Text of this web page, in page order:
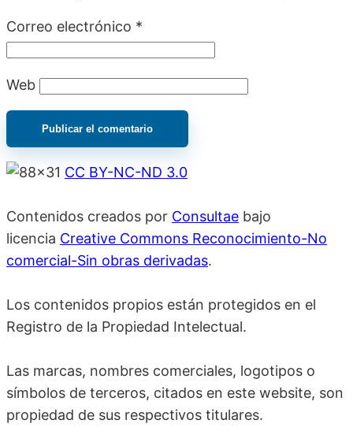
Correo electrónico *
Web
CC BY-NC-ND 3.0
Contenidos creados por Consultae bajo
licencia Creative Commons Reconocimiento-No
comercial-Sin obras derivadas.
Los contenidos propios están protegidos en el
Registro de la Propiedad Intelectual.
Las marcas, nombres comerciales, logotipos o
símbolos de terceros, citados en este website, son
propiedad de sus respectivos titulares.